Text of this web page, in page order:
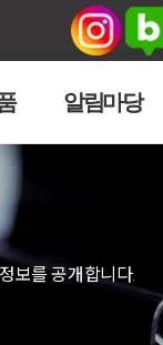
알림마당
보를 공개합니다.